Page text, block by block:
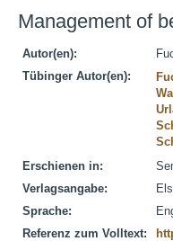
Management of
Autor(en):
Tübinger Autor(en):
Erschienen in:
Verlagsangabe:
Sprache:
Referenz zum Volltext: